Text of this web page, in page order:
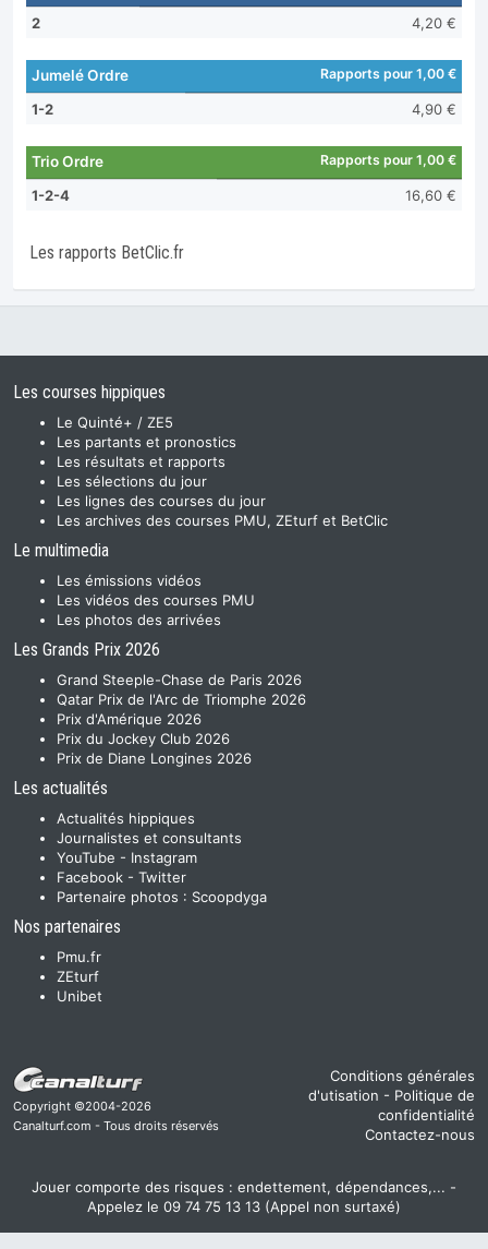
2 4,20 €
Jumelé Ordre Rapports pour 1,00 €
1-2 4,90 €
Trio Ordre Rapports pour 1,00 €
1-2-4 16,60 €
Les rapports BetClic.fr
Les courses hippiques
Le Quinté+ / ZE5
Les partants et pronostics
Les résultats et rapports
Les sélections du jour
Les lignes des courses du jour
Les archives des courses PMU, ZEturf et BetClic
Le multimedia
Les émissions vidéos
Les vidéos des courses PMU
Les photos des arrivées
Les Grands Prix 2026
Grand Steeple-Chase de Paris 2026
Qatar Prix de l'Arc de Triomphe 2026
Prix d'Amérique 2026
Prix du Jockey Club 2026
Prix de Diane Longines 2026
Les actualités
Actualités hippiques
Journalistes et consultants
YouTube - Instagram
Facebook - Twitter
Partenaire photos : Scoopdyga
Nos partenaires
Pmu.fr
ZEturf
Unibet
Copyright ©2004-2026
Canalturf.com - Tous droits réservés
Conditions générales
d'utisation - Politique de
confidentialité
Contactez-nous
Jouer comporte des risques : endettement, dépendances,... -
Appelez le 09 74 75 13 13 (Appel non surtaxé)